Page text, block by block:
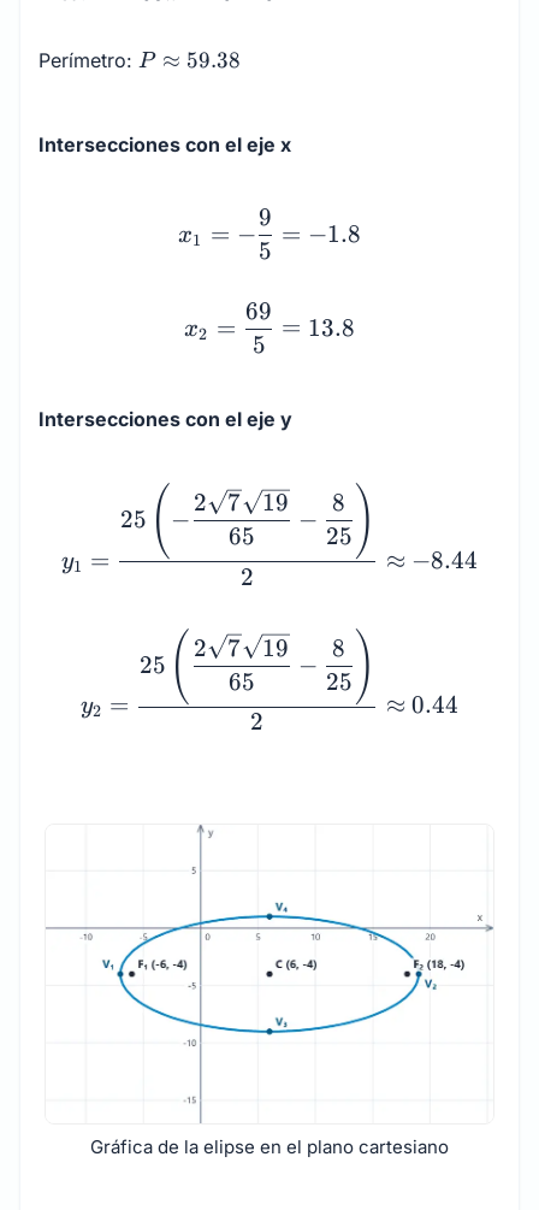
204.20
Perímetro: P
P ≈ 59.38
Intersecciones con el eje x
x_1 = -\dfrac{9}{5} =
x1 = −
5
9
= −1.8
x2 =
5
69
= 13.8
Intersecciones con el eje y
y_1 = \dfrac{25\left(-
y1 =
2
25 ( −
65
2 7 19
−
25
8 )
≈ −8.44
y2 =
2
25 ( 65
2 7 19
−
25
8 )
≈ 0.44
Gráfica de la elipse en el plano cartesiano